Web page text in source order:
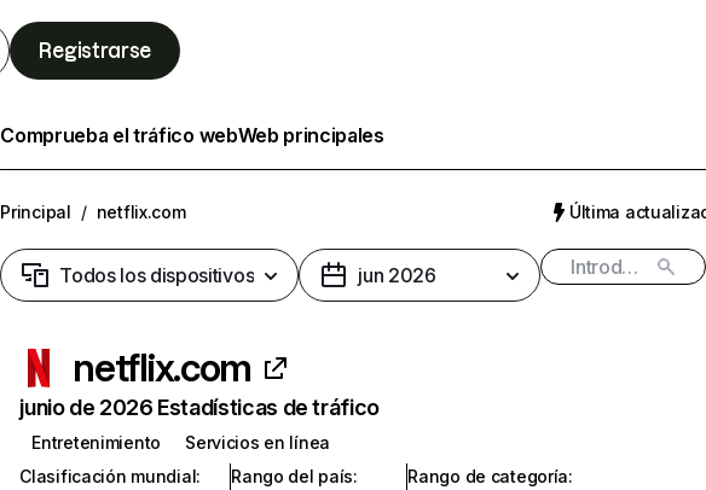
Registrarse
Comprueba el tráfico webWeb principales
Principal / netflix.com Última
Todos los dispositivos jun 2026
netflix.com
junio de 2026 Estadísticas de tráfico
Entretenimiento
Servicios en línea
Clasificación mundial:
Rango del país:
Rango de categoría: